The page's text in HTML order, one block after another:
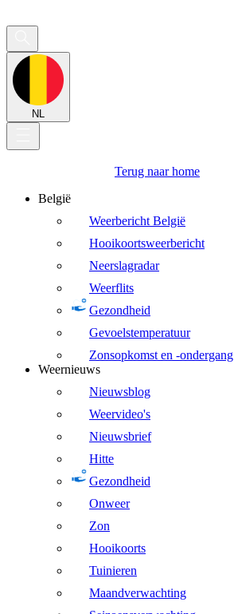
NL
Terug naar home
België
Weerbericht België
Hooikoortsweerbericht
Neerslagradar
Weerflits
Gezondheid
Gevoelstemperatuur
Zonsopkomst en -ondergang
Weernieuws
Nieuwsblog
Weervideo's
Nieuwsbrief
Hitte
Gezondheid
Onweer
Zon
Hooikoorts
Tuinieren
Maandverwachting